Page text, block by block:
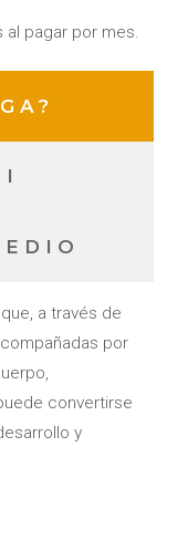
pagar por mes.
a través de
por
convertirse
y